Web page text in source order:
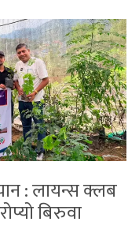
: लायन्स क्लब
बिरुवा